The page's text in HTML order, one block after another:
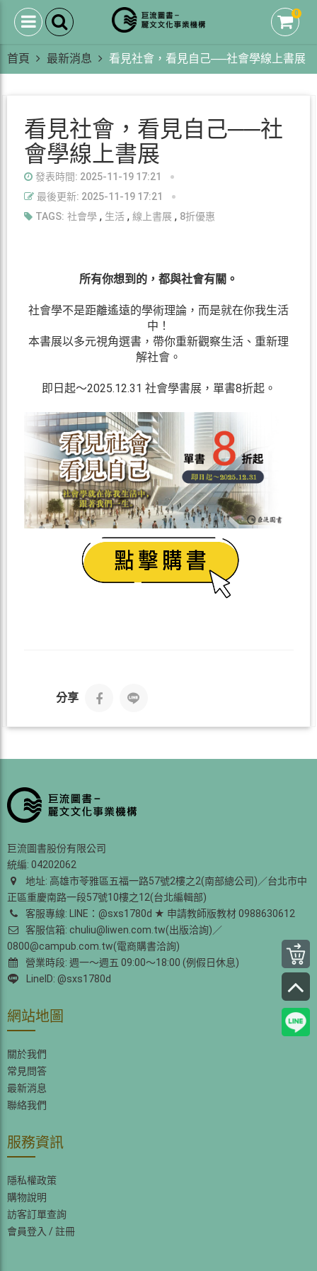
0
首頁 最新消息 看見社會，看見自己──社會學線上書展
看見社會，看見自己──社
會學線上書展
發表時間: 2025-11-19 17:21
最後更新: 2025-11-19 17:21
TAGS: 社會學, 生活, 線上書展, 8折優惠
所有你想到的，都與社會有關。
社會學不是距離遙遠的學術理論 ， 而是就在你我生活
中 ！
本書展以多元視角選書，帶你重新觀察生活、重新理
解社會。
即日起〜2025.12.31 社會學書展，單書8折起。
分享
巨流圖書股份有限公司
統編: 04202062
地址: 高雄市苓雅區五福一路57號2樓之2(南部總公司)／台北市中
正區重慶南路一段57號10樓之12(台北編輯部)
客服專線: LINE：@sxs1780d ★ 申請教師版教材 0988630612
客服信箱: chuliu@liwen.com.tw(出版洽詢)／
0800@campub.com.tw(電商購書洽詢)
營業時段: 週一～週五 09:00～18:00 (例假日休息)
LineID: @sxs1780d
網站地圖
關於我們
常見問答
最新消息
聯絡我們
服務資訊
隱私權政策
購物說明
訪客訂單查詢
會員登入 / 註冊